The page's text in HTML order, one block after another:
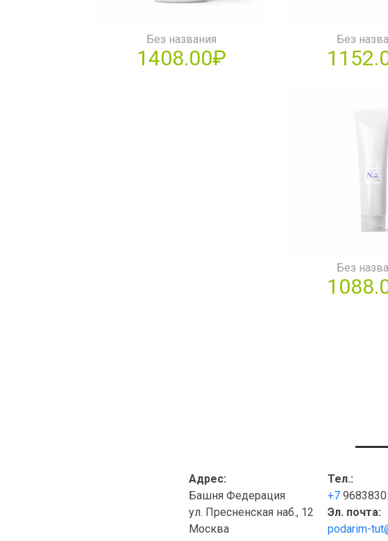
Без названия
1408.00₽
Без
Без
Адрес:
Башня Федерация
ул. Пресненская наб., 12
Москва
Тел.:
+7
Эл. почта:
podarim-